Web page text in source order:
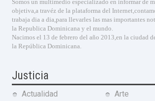
Somos un multimedio especializado en informar de
objetiva,a travéz de la plataforma del
trabaja dia a dia,para llevarles las mas importantes
la Republica Dominicana y el mundo.
Nacimos el 13 de febrero del año 2013,en la ciudad
la República Dominicana.
Justicia
Actualidad
Arte